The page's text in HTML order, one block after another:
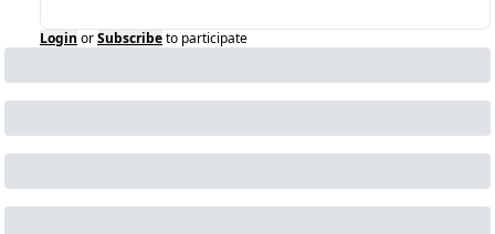
Login orSubscribeto participate